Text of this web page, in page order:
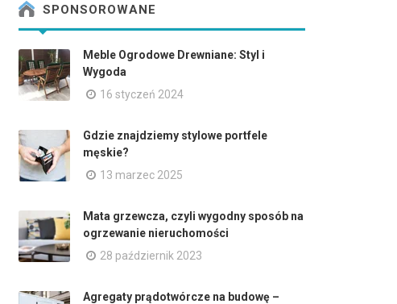
SPONSOROWANE
Meble Ogrodowe Drewniane: Styl i
Wygoda
16 styczeń 2024
Gdzie znajdziemy stylowe portfele
męskie?
13 marzec 2025
Mata grzewcza, czyli wygodny sposób na
ogrzewanie nieruchomości
28 październik 2023
Agregaty prądotwórcze na budowę –